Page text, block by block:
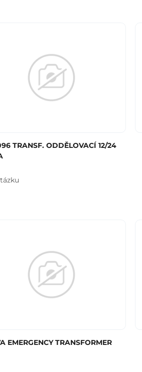
TRANSF. ODDĚLOVACÍ 12/24
EMERGENCY TRANSFORMER